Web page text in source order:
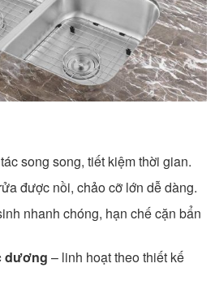
song song, tiết kiệm thời gian.
được nồi, chảo cỡ lớn dễ dàng.
nhanh chóng, hạn chế cặn bẩn
dương – linh hoạt theo thiết kế